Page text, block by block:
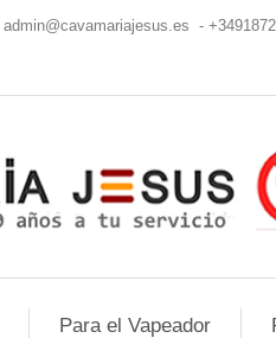
admin@cavamariajesus.es -
Para el Vapeador